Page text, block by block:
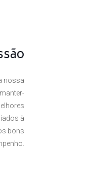
nossa
à
bons